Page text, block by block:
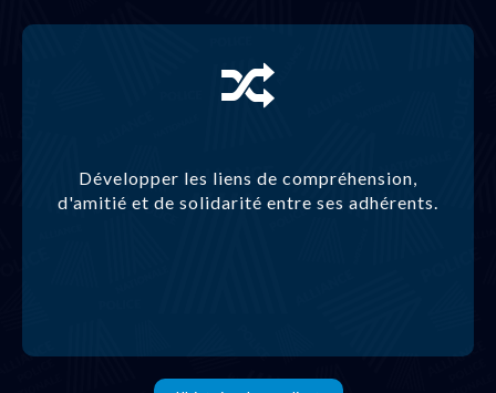
Développer les liens de compréhension,
d'amitié et de solidarité entre ses adhérents.